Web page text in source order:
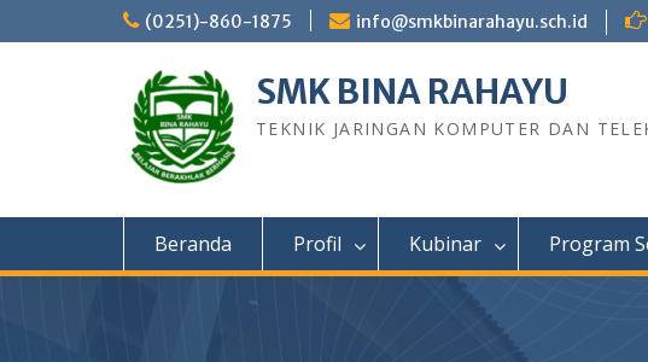
to
(0251)-860-1875 info@smkbinarahayu.sch.id
SMK BINA RAHAYU
TEKNIK JARINGAN KOMPUTER DAN
Beranda Profil Kubinar Program